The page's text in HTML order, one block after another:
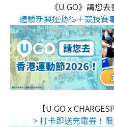
《U GO》請您
體驗新興運動💦＋競技賽
【U GO x
> 打卡即送充電券！